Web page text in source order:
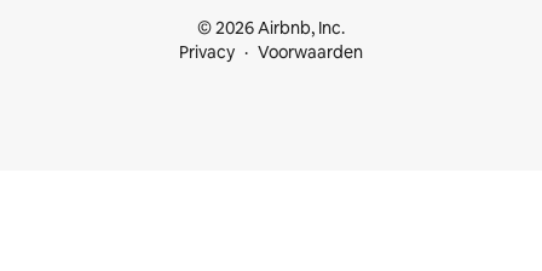
© 2026 Airbnb, Inc.
Privacy
Voorwaarden